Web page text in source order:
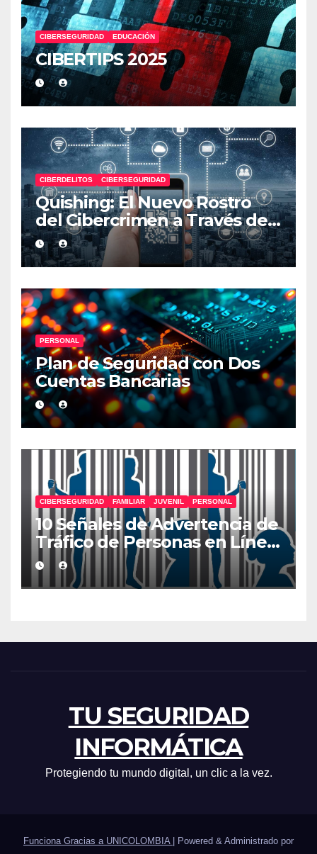
CIBERSEGURIDAD EDUCACIÓN
CIBERTIPS 2025
CIBERDELITOS CIBERSEGURIDAD
Quishing: El Nuevo Rostro
del Cibercrimen a Través de
Códigos QR
PERSONAL
Plan de Seguridad con Dos
Cuentas Bancarias
CIBERSEGURIDAD FAMILIAR JUVENIL PERSONAL
10 Señales de Advertencia de
Tráfico de Personas en Línea
que Deberías Conocer
TU SEGURIDAD
INFORMÁTICA
Protegiendo tu mundo digital, un clic a la vez.
Funciona Gracias a UNICOLOMBIA Powered & Administrado por